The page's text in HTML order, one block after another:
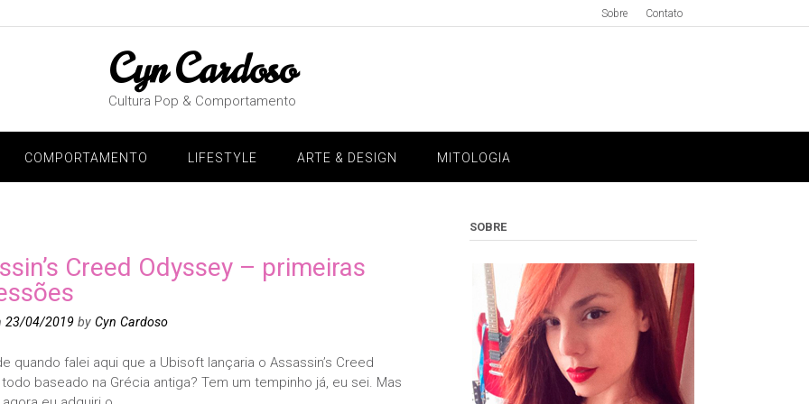
Sobre Contato
Cyn Cardoso
Cultura Pop & Comportamento
COMPORTAMENTO LIFESTYLE ARTE & DESIGN MITOLOGIA
Creed Odyssey – primeiras
23/04/2019by Cyn Cardoso
quando falei aqui que a Ubisoft lançaria o Assassin’s Creed
todo baseado na Grécia antiga? Tem um tempinho já, eu sei. Mas
SOBRE